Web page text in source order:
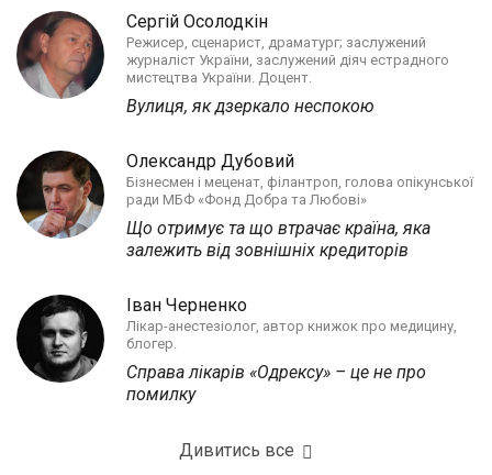
Сергій Осолодкін
Режисер, сценарист, драматург; заслужений
журналіст України, заслужений діяч естрадного
мистецтва України. Доцент.
Вулиця, як дзеркало неспокою
Олександр Дубовий
Бізнесмен і меценат, філантроп, голова опікунської
ради МБФ «Фонд Добра та Любові»
Що отримує та що втрачає країна, яка
залежить від зовнішніх кредиторів
Іван Черненко
Лікар-анестезіолог, автор книжок про медицину,
блогер.
Справа лікарів «Одрексу» – це не про
помилку
Дивитись все